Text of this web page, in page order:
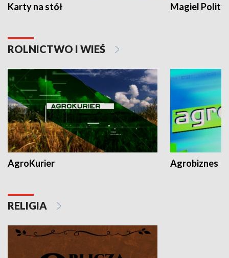
Karty na stół Magiel
ROLNICTWO I WIEŚ
AgroKurier Agrobiznes
RELIGIA